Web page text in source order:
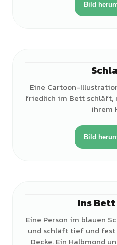
Bild
Eine Cartoon-
friedlich im Bett schläft,
ihrem
Bild
Ins
Eine Person im blauen
und schläft tief und
Decke. Ein Halbmond